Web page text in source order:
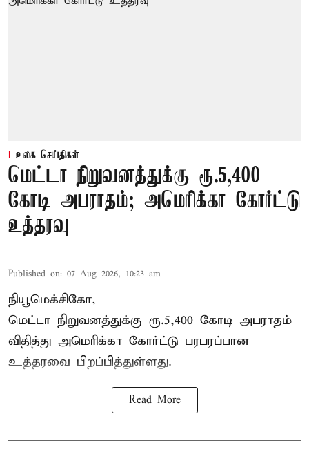
உலக செய்திகள்
மெட்டா நிறுவனத்துக்கு ரூ.5,400
கோடி அபராதம்; அமெரிக்கா கோர்ட்டு
உத்தரவு
Published on: 07 Aug 2026, 10:23 am
நியூமெக்சிகோ,
மெட்டா நிறுவனத்துக்கு ரூ.5,400 கோடி அபராதம்
விதித்து அமெரிக்கா கோர்ட்டு பரபரப்பான
உத்தரவை பிறப்பித்துள்ளது.
Read More